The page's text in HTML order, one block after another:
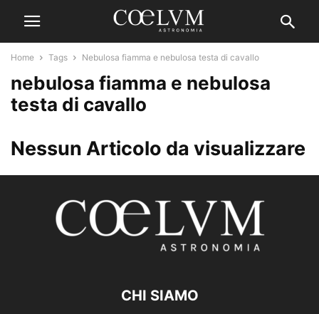
Home Tags Nebulosa fiamma e nebulosa testa di cavallo
nebulosa fiamma e nebulosa
testa di cavallo
Nessun Articolo da visualizzare
CHI SIAMO